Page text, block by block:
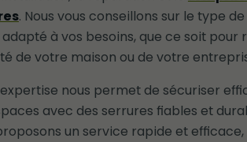
. Nous vous conseillons sur le type
à vos besoins, que ce soit pour
de votre maison ou de votre
nous permet de sécuriser
avec des serrures fiables et
un service rapide et